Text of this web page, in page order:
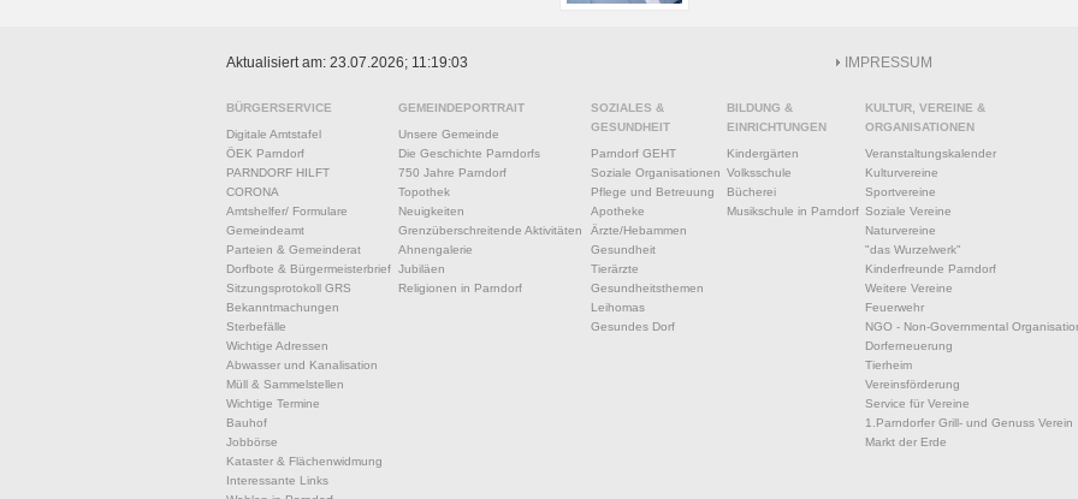
Aktualisiert am: 23.07.2026; 11:19:03 IMPRESSUM
BÜRGERSERVICE
Digitale Amtstafel
ÖEK Parndorf
PARNDORF HILFT
CORONA
Amtshelfer/ Formulare
Gemeindeamt
Parteien & Gemeinderat
Dorfbote & Bürgermeisterbrief
Sitzungsprotokoll GRS
Bekanntmachungen
Sterbefälle
Wichtige Adressen
Abwasser und Kanalisation
Müll & Sammelstellen
Wichtige Termine
Bauhof
Jobbörse
Kataster & Flächenwidmung
Interessante Links
GEMEINDEPORTRAIT
Unsere Gemeinde
Die Geschichte Parndorfs
750 Jahre Parndorf
Topothek
Neuigkeiten
Grenzüberschreitende Aktivitäten
Ahnengalerie
Jubiläen
Religionen in Parndorf
SOZIALES &
GESUNDHEIT
Parndorf GEHT
Soziale Organisationen
Pflege und Betreuung
Apotheke
Ärzte/Hebammen
Gesundheit
Tierärzte
Gesundheitsthemen
Leihomas
Gesundes Dorf
BILDUNG &
EINRICHTUNGEN
Kindergärten
Volksschule
Bücherei
Musikschule in Parndorf
KULTUR, VEREINE &
ORGANISATIONEN
Veranstaltungskalender
Kulturvereine
Sportvereine
Soziale Vereine
Naturvereine
"das Wurzelwerk"
Kinderfreunde Parndorf
Weitere Vereine
Feuerwehr
NGO - Non-Governmental
Dorferneuerung
Tierheim
Vereinsförderung
Service für Vereine
1.Parndorfer Grill- und Genuss Verein
Markt der Erde